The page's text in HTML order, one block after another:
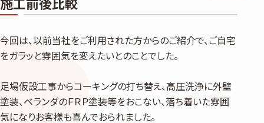
今回は、以前当社をご利用された方からのご紹介で、ご自宅
をガラッと雰囲気を変えたいとのことでした。
足場仮設工事からコーキングの打ち替え、高圧洗浄に外壁
塗装、ベランダのＦＲＰ塗装等をおこない、落ち着いた雰囲
気になりお客様も喜んでおられました。